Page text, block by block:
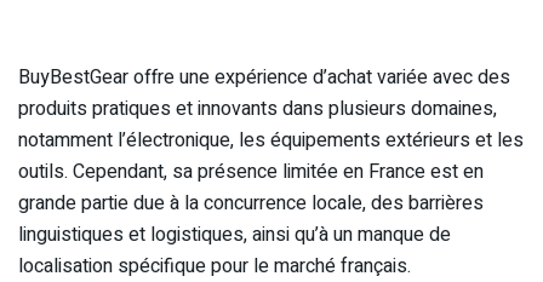
BuyBestGear offre une expérience d’achat variée avec des
produits pratiques et innovants dans plusieurs domaines,
notamment l’électronique, les équipements extérieurs et les
outils. Cependant, sa présence limitée en France est en
grande partie due à la concurrence locale, des barrières
linguistiques et logistiques, ainsi qu’à un manque de
localisation spécifique pour le marché français.